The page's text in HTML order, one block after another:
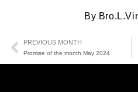
By
PREVIOUS MONTH
Promise of the month May 2024